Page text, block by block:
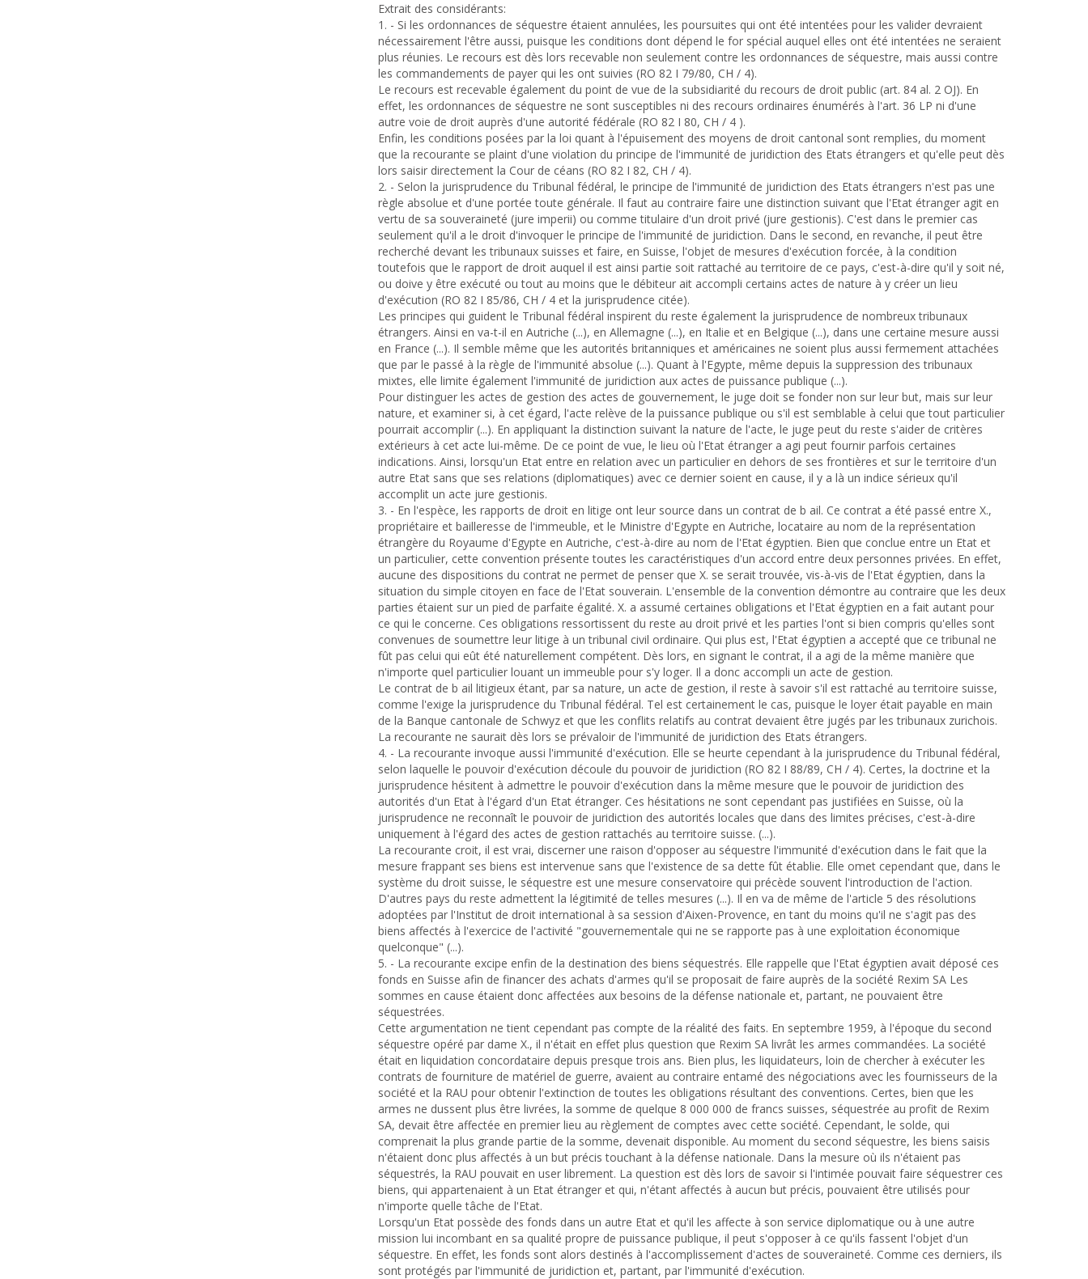
Extrait des considérants:
1. - Si les ordonnances de séquestre étaient annulées, les poursuites qui ont été intentées pour les valider devraient
nécessairement l'être aussi, puisque les conditions dont dépend le for spécial auquel elles ont été intentées ne seraient
plus réunies. Le recours est dès lors recevable non seulement contre les ordonnances de séquestre, mais aussi contre
les commandements de payer qui les ont suivies (RO 82 I 79/80, CH / 4).
Le recours est recevable également du point de vue de la subsidiarité du recours de droit public (art. 84 al. 2 OJ). En
effet, les ordonnances de séquestre ne sont susceptibles ni des recours ordinaires énumérés à l'art. 36 LP ni d'une
autre voie de droit auprès d'une autorité fédérale (RO 82 I 80, CH / 4 ).
Enfin, les conditions posées par la loi quant à l'épuisement des moyens de droit cantonal sont remplies, du moment
que la recourante se plaint d'une violation du principe de l'immunité de juridiction des Etats étrangers et qu'elle peut dès
lors saisir directement la Cour de céans (RO 82 I 82, CH / 4).
2. - Selon la jurisprudence du Tribunal fédéral, le principe de l'immunité de juridiction des Etats étrangers n'est pas une
règle absolue et d'une portée toute générale. Il faut au contraire faire une distinction suivant que l'Etat étranger agit en
vertu de sa souveraineté (jure imperii) ou comme titulaire d'un droit privé (jure gestionis). C'est dans le premier cas
seulement qu'il a le droit d'invoquer le principe de l'immunité de juridiction. Dans le second, en revanche, il peut être
recherché devant les tribunaux suisses et faire, en Suisse, l'objet de mesures d'exécution forcée, à la condition
toutefois que le rapport de droit auquel il est ainsi partie soit rattaché au territoire de ce pays, c'est-à-dire qu'il y soit né,
ou doive y être exécuté ou tout au moins que le débiteur ait accompli certains actes de nature à y créer un lieu
d'exécution (RO 82 I 85/86, CH / 4 et la jurisprudence citée).
Les principes qui guident le Tribunal fédéral inspirent du reste également la jurisprudence de nombreux tribunaux
étrangers. Ainsi en va-t-il en Autriche (...), en Allemagne (...), en Italie et en Belgique (...), dans une certaine mesure aussi
en France (...). Il semble même que les autorités britanniques et américaines ne soient plus aussi fermement attachées
que par le passé à la règle de l'immunité absolue (...). Quant à l'Egypte, même depuis la suppression des tribunaux
mixtes, elle limite également l'immunité de juridiction aux actes de puissance publique (...).
Pour distinguer les actes de gestion des actes de gouvernement, le juge doit se fonder non sur leur but, mais sur leur
nature, et examiner si, à cet égard, l'acte relève de la puissance publique ou s'il est semblable à celui que tout particulier
pourrait accomplir (...). En appliquant la distinction suivant la nature de l'acte, le juge peut du reste s'aider de critères
extérieurs à cet acte lui-même. De ce point de vue, le lieu où l'Etat étranger a agi peut fournir parfois certaines
indications. Ainsi, lorsqu'un Etat entre en relation avec un particulier en dehors de ses frontières et sur le territoire d'un
autre Etat sans que ses relations (diplomatiques) avec ce dernier soient en cause, il y a là un indice sérieux qu'il
accomplit un acte jure gestionis.
3. - En l'espèce, les rapports de droit en litige ont leur source dans un contrat de b ail. Ce contrat a été passé entre X.,
propriétaire et bailleresse de l'immeuble, et le Ministre d'Egypte en Autriche, locataire au nom de la représentation
étrangère du Royaume d'Egypte en Autriche, c'est-à-dire au nom de l'Etat égyptien. Bien que conclue entre un Etat et
un particulier, cette convention présente toutes les caractéristiques d'un accord entre deux personnes privées. En effet,
aucune des dispositions du contrat ne permet de penser que X. se serait trouvée, vis-à-vis de l'Etat égyptien, dans la
situation du simple citoyen en face de l'Etat souverain. L'ensemble de la convention démontre au contraire que les deux
parties étaient sur un pied de parfaite égalité. X. a assumé certaines obligations et l'Etat égyptien en a fait autant pour
ce qui le concerne. Ces obligations ressortissent du reste au droit privé et les parties l'ont si bien compris qu'elles sont
convenues de soumettre leur litige à un tribunal civil ordinaire. Qui plus est, l'Etat égyptien a accepté que ce tribunal ne
fût pas celui qui eût été naturellement compétent. Dès lors, en signant le contrat, il a agi de la même manière que
n'importe quel particulier louant un immeuble pour s'y loger. Il a donc accompli un acte de gestion.
Le contrat de b ail litigieux étant, par sa nature, un acte de gestion, il reste à savoir s'il est rattaché au territoire suisse,
comme l'exige la jurisprudence du Tribunal fédéral. Tel est certainement le cas, puisque le loyer était payable en main
de la Banque cantonale de Schwyz et que les conflits relatifs au contrat devaient être jugés par les tribunaux zurichois.
La recourante ne saurait dès lors se prévaloir de l'immunité de juridiction des Etats étrangers.
4. - La recourante invoque aussi l'immunité d'exécution. Elle se heurte cependant à la jurisprudence du Tribunal fédéral,
selon laquelle le pouvoir d'exécution découle du pouvoir de juridiction (RO 82 I 88/89, CH / 4). Certes, la doctrine et la
jurisprudence hésitent à admettre le pouvoir d'exécution dans la même mesure que le pouvoir de juridiction des
autorités d'un Etat à l'égard d'un Etat étranger. Ces hésitations ne sont cependant pas justifiées en Suisse, où la
jurisprudence ne reconnaît le pouvoir de juridiction des autorités locales que dans des limites précises, c'est-à-dire
uniquement à l'égard des actes de gestion rattachés au territoire suisse. (...).
La recourante croit, il est vrai, discerner une raison d'opposer au séquestre l'immunité d'exécution dans le fait que la
mesure frappant ses biens est intervenue sans que l'existence de sa dette fût établie. Elle omet cependant que, dans le
système du droit suisse, le séquestre est une mesure conservatoire qui précède souvent l'introduction de l'action.
D'autres pays du reste admettent la légitimité de telles mesures (...). Il en va de même de l'article 5 des résolutions
adoptées par l'Institut de droit international à sa session d'Aixen-Provence, en tant du moins qu'il ne s'agit pas des
biens affectés à l'exercice de l'activité "gouvernementale qui ne se rapporte pas à une exploitation économique
quelconque" (...).
5. - La recourante excipe enfin de la destination des biens séquestrés. Elle rappelle que l'Etat égyptien avait déposé ces
fonds en Suisse afin de financer des achats d'armes qu'il se proposait de faire auprès de la société Rexim SA Les
sommes en cause étaient donc affectées aux besoins de la défense nationale et, partant, ne pouvaient être
séquestrées.
Cette argumentation ne tient cependant pas compte de la réalité des faits. En septembre 1959, à l'époque du second
séquestre opéré par dame X., il n'était en effet plus question que Rexim SA livrât les armes commandées. La société
était en liquidation concordataire depuis presque trois ans. Bien plus, les liquidateurs, loin de chercher à exécuter les
contrats de fourniture de matériel de guerre, avaient au contraire entamé des négociations avec les fournisseurs de la
société et la RAU pour obtenir l'extinction de toutes les obligations résultant des conventions. Certes, bien que les
armes ne dussent plus être livrées, la somme de quelque 8 000 000 de francs suisses, séquestrée au profit de Rexim
SA, devait être affectée en premier lieu au règlement de comptes avec cette société. Cependant, le solde, qui
comprenait la plus grande partie de la somme, devenait disponible. Au moment du second séquestre, les biens saisis
n'étaient donc plus affectés à un but précis touchant à la défense nationale. Dans la mesure où ils n'étaient pas
séquestrés, la RAU pouvait en user librement. La question est dès lors de savoir si l'intimée pouvait faire séquestrer ces
biens, qui appartenaient à un Etat étranger et qui, n'étant affectés à aucun but précis, pouvaient être utilisés pour
n'importe quelle tâche de l'Etat.
Lorsqu'un Etat possède des fonds dans un autre Etat et qu'il les affecte à son service diplomatique ou à une autre
mission lui incombant en sa qualité propre de puissance publique, il peut s'opposer à ce qu'ils fassent l'objet d'un
séquestre. En effet, les fonds sont alors destinés à l'accomplissement d'actes de souveraineté. Comme ces derniers, ils
sont protégés par l'immunité de juridiction et, partant, par l'immunité d'exécution.